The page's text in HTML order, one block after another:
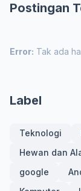
Postingan
Error: Tak ada
Label
Teknologi
Hewan dan
google